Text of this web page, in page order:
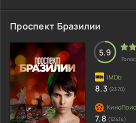
юность...
Проспект Бразилии
5.9
8.3 (2370)
7.8 (12414)